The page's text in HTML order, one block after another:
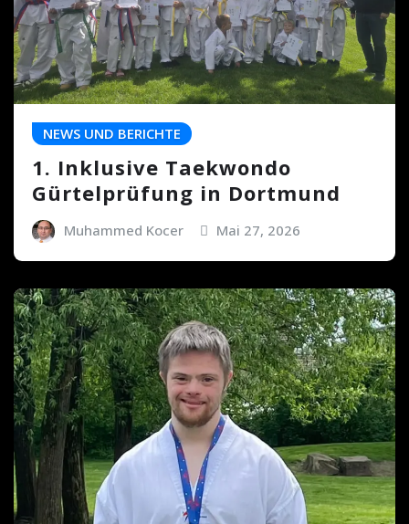
NEWS UND BERICHTE
1. Inklusive Taekwondo
Gürtelprüfung in Dortmund
Muhammed Kocer Mai 27, 2026